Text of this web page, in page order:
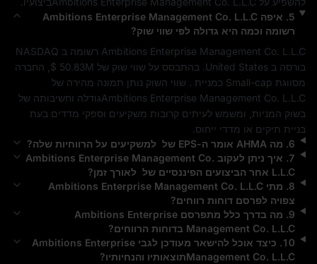
5
. איפה Ambitions Enterprise Management Co. L.L.C
רשומה וכמה היא גדולה לפי שווי שוק?
Ambitions Enterprise Management Co. L.L.C רשומה ב NASDAQ
בורסה ב United States . בהתבסס על שווי שוק של $ 50.83M
מסווגת Small-cap כמניית . שווי השוק נותן תמונה מהירה של
Ambitions Enterprise Management Co. L.L.C
בניית תיקים או מדדי ייחוס.
6
. מה AHMA אומר ה-EPS של ‎ למשקיעים על הרווחיות שלה?
7
. איך ניתן לעקוב Ambitions Enterprise Management Co.
L.L.C אחר הביצועים הפיננסיים של ‎ לאורך זמן?
8
. מתי Ambitions Enterprise Management Co. L.L.C
צפויה לפרסם דוחות רווחים?
9
. מה בדרך כלל מתפרסם Ambitions Enterprise
Management Co. L.L.C בדוחות הרווחים‎?
10
. כיצד אוכל להישאר מעודכן לגבי Ambitions Enterprise
Management Co. L.L.Cתוצאותיו והנחיותיו?